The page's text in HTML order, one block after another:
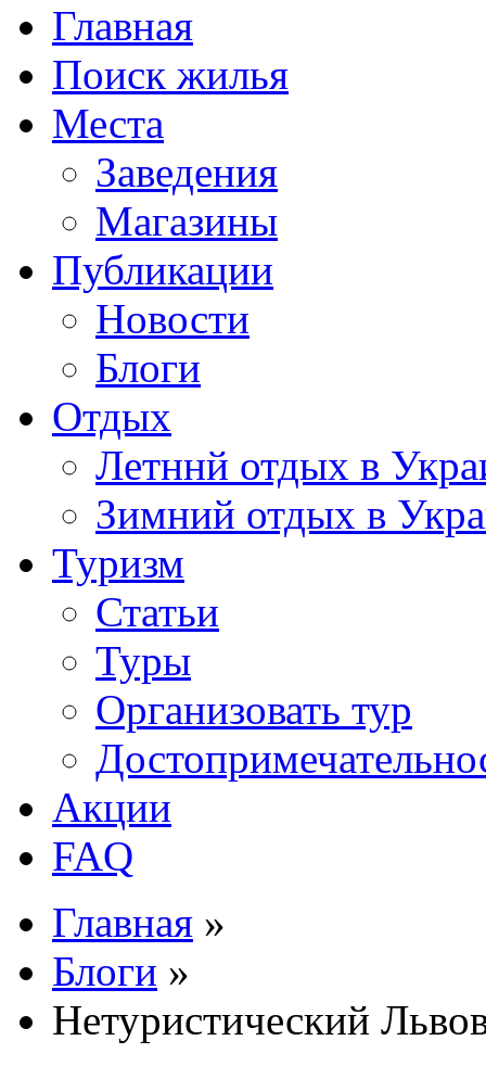
Главная
Поиск жилья
Места
Заведения
Магазины
Публикации
Новости
Блоги
Отдых
Летннй отдых в
Зимний отдых в
Туризм
Статьи
Туры
Организовать тур
Акции
FAQ
Главная »
Блоги »
Нетуристический